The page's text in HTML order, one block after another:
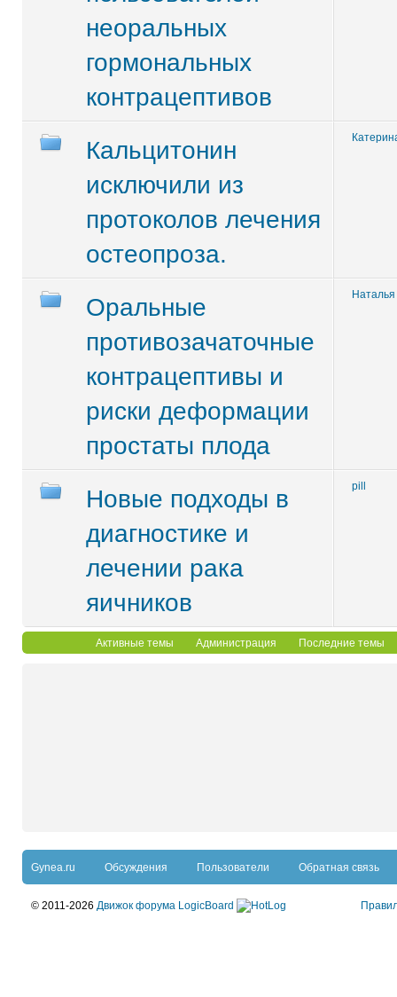
неоральных
гормональных
контрацептивов
Кальцитонин
исключили из
протоколов лечения
остеопроза.
Оральные
противозачаточные
контрацептивы и
риски деформации
простаты плода
Наталья
Новые подходы в
диагностике и
лечении рака
яичников
pill
Активные темы Администрация Последние темы
Gynea.ru Обсуждения Пользователи Обратная связь
© 2011-2026 Движок форума LogicBoard